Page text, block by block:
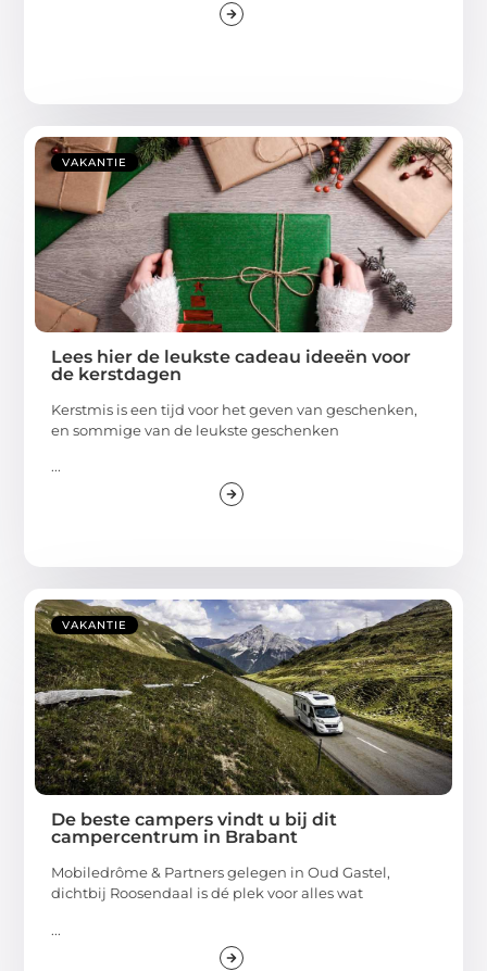
VAKANTIE
Lees hier de leukste cadeau ideeën voor
de kerstdagen
Kerstmis is een tijd voor het geven van geschenken,
en sommige van de leukste geschenken
...
VAKANTIE
De beste campers vindt u bij dit
campercentrum in Brabant
Mobiledrôme & Partners gelegen in Oud Gastel,
dichtbij Roosendaal is dé plek voor alles wat
...